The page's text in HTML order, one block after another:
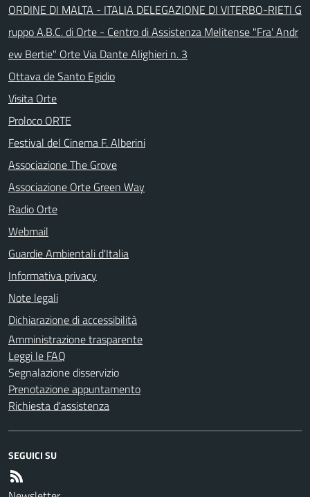
ORDINE DI MALTA - ITALIA DELEGAZIONE DI VITERBO-RIETI G
ruppo A.B.C. di Orte - Centro di Assistenza Melitense "Fra' Andr
ew Bertie" Orte Via Dante Alighieri n. 3
Ottava de Santo Egidio
Visita Orte
Proloco ORTE
Festival del Cinema F. Alberini
Associazione The Grove
Associazione Orte Green Way
Radio Orte
Webmail
Guardie Ambientali d'Italia
Informativa privacy
Note legali
Dichiarazione di accessibilità
Amministrazione trasparente
Leggi le FAQ
Segnalazione disservizio
Prenotazione appuntamento
Richiesta d'assistenza
SEGUICI SU